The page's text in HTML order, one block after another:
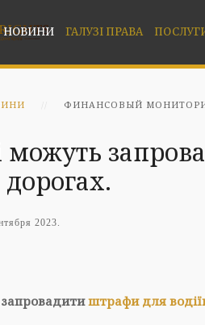
НОВИНИ ГАЛУЗІ ПРАВА
ФИНАНСОВЫЙ
можуть
2023.
штрафи для